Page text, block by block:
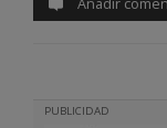
PUBLICIDAD